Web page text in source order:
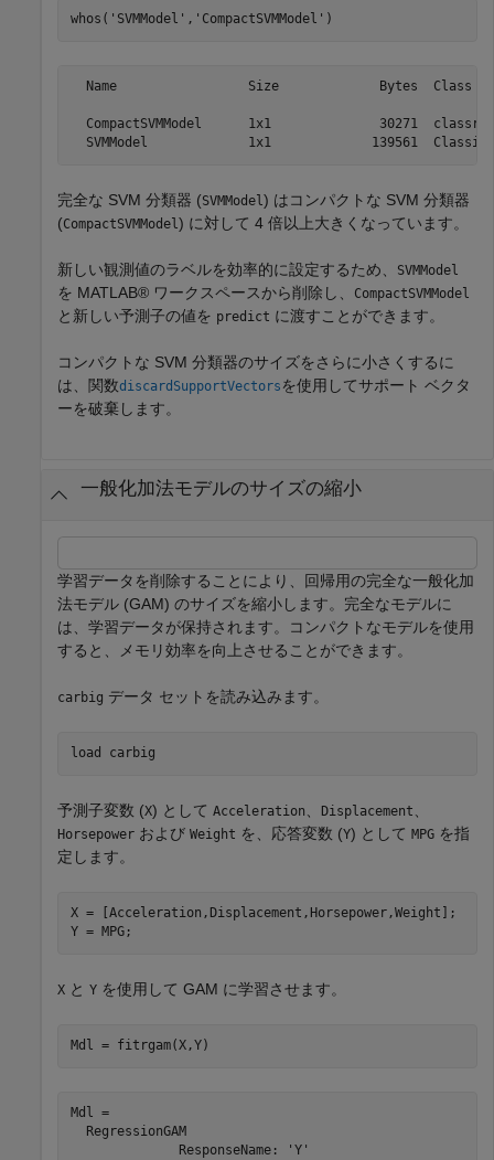
whos( 'SVMModel' , 'CompactSVMModel' )
Name                 Size             Bytes  Class
CompactSVMModel      1x1              30271
完全な SVM 分類器 (SVMModel ) はコンパクトな SVM 分類器
(CompactSVMModel ) に対して 4 倍以上大きくなっています。
新しい観測値のラベルを効率的に設定するため、 SVMModel
を MATLAB® ワークスペースから削除し、 CompactSVMModel
と新しい予測子の値を predict に渡すことができます。
コンパクトな SVM 分類器のサイズをさらに小さくするに
は、関数discardSupportVectors を使用してサポート ベクタ
ーを破棄します。
一般化加法モデルのサイズの縮小
学習データを削除することにより、回帰用の完全な一般化加
法モデル (GAM) のサイズを縮小します。完全なモデルに
は、学習データが保持されます。コンパクトなモデルを使用
すると、メモリ効率を向上させることができます。
carbig データ セットを読み込みます。
load carbig
予測子変数 (X) として Acceleration Displacement
Horsepower および Weight を、応答変数 (Y) として MPG を指
定します。
X = [Acceleration,Displacement,Horsepower,Weight];
Y = MPG;
X と Y を使用して GAM に学習させます。
Mdl = fitrgam(X,Y)
Mdl =
  RegressionGAM
              ResponseName: 'Y'